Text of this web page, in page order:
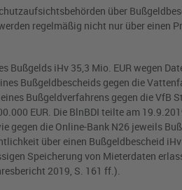
über
regelmäßig nicht nur über einen
Bußgelds iHv 35,3 Mio. EUR wegen
Bußgeldbescheids gegen die
Bußgeldverfahrens gegen die VfB
EUR. Die BlnBDI teilte am
gegen die Online-Bank N26 jeweils
über einen Bußgeldbescheid iHv
Speicherung von Mieterdaten
2019, S. 161 ff.).